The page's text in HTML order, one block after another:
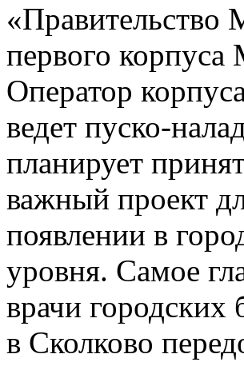
«Правительство
первого корпуса
Оператор
ведет пуско-
планирует
важный проект
появлении в
уровня. Самое
врачи
в Сколково